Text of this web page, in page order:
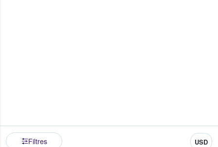
Filtres USD